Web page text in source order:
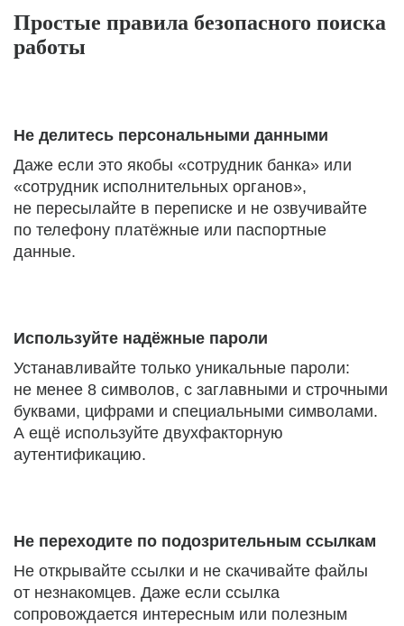
Простые правила безопасного поиска
работы
Не делитесь персональными данными
Даже если это якобы «сотрудник банка» или
«сотрудник исполнительных органов»,
не пересылайте в переписке и не озвучивайте
по телефону платёжные или паспортные
данные.
Используйте надёжные пароли
Устанавливайте только уникальные пароли:
не менее 8 символов, с заглавными и строчными
буквами, цифрами и специальными символами.
А ещё используйте двухфакторную
аутентификацию.
Не переходите по подозрительным ссылкам
Не открывайте ссылки и не скачивайте файлы
от незнакомцев. Даже если ссылка
сопровождается интересным или полезным